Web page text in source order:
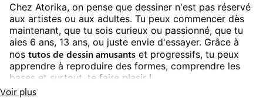
Chez Atorika, on pense que dessiner n'est pas réservé
aux artistes ou aux adultes. Tu peux commencer dès
maintenant, que tu sois curieux ou passionné, que tu
aies 6 ans, 13 ans, ou juste envie d'essayer. Grâce à
nos tutos de dessin amusants et progressifs, tu peux
apprendre à reproduire des formes, comprendre les
bases et surtout, te faire plasir !
Voir plus